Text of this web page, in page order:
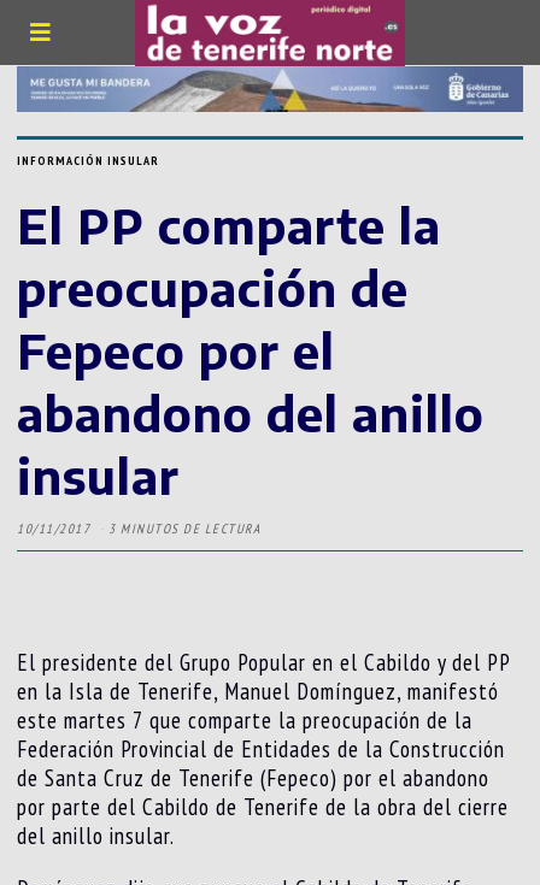
INFORMACIÓN INSULAR
El PP comparte la
preocupación de
Fepeco por el
abandono del anillo
insular
10/11/2017 3 MINUTOS DE LECTURA
El presidente del Grupo Popular en el Cabildo y del PP
en la Isla de Tenerife, Manuel Domínguez, manifestó
este martes 7 que comparte la preocupación de la
Federación Provincial de Entidades de la Construcción
de Santa Cruz de Tenerife (Fepeco) por el abandono
por parte del Cabildo de Tenerife de la obra del cierre
del anillo insular.